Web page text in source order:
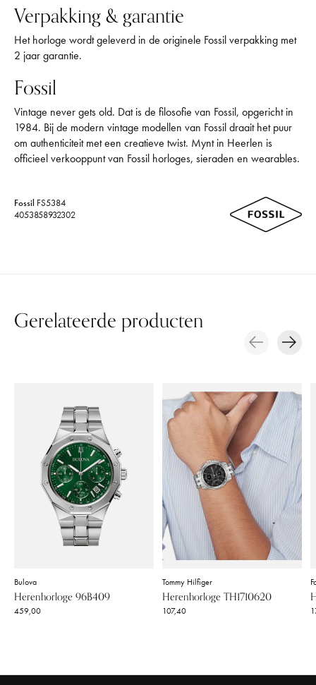
Verpakking & garantie
Het horloge wordt geleverd in de originele Fossil verpakking met
2 jaar garantie.
Fossil
Vintage never gets old. Dat is de filosofie van Fossil, opgericht in
1984. Bij de modern vintage modellen van Fossil draait het puur
om authenticiteit met een creatieve twist. Mynt in Heerlen is
officieel verkooppunt van Fossil horloges, sieraden en wearables.
Fossil FS5384
4053858932302
Gerelateerde producten
Bulova
Herenhorloge 96B409
459,00
Tommy Hilfiger
Herenhorloge TH1710620
107,40